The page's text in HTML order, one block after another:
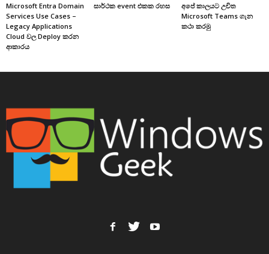
Microsoft Entra Domain
Services Use Cases –
Legacy Applications
Cloud වල Deploy කරන
ආකාරය
සාර්ථක event එකක රහස
අපේ කාලයට උචිත
‌Microsoft Teams ගැන
කථා කරමු